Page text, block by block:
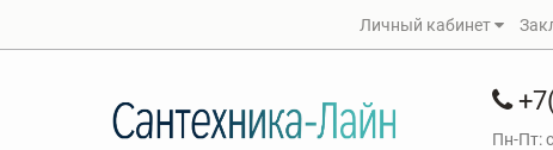
Личный кабинет
Пн-Пт: